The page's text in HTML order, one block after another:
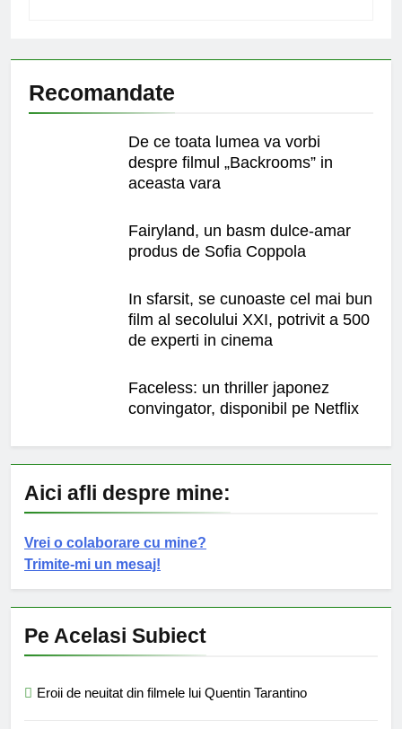
Recomandate
De ce toata lumea va vorbi
despre filmul „Backrooms” in
aceasta vara
Fairyland, un basm dulce-amar
produs de Sofia Coppola
In sfarsit, se cunoaste cel mai bun
film al secolului XXI, potrivit a 500
de experti in cinema
Faceless: un thriller japonez
convingator, disponibil pe Netflix
Aici afli despre mine:
Vrei o colaborare cu mine?
Trimite-mi un mesaj!
Pe Acelasi Subiect
Eroii de neuitat din filmele lui Quentin Tarantino